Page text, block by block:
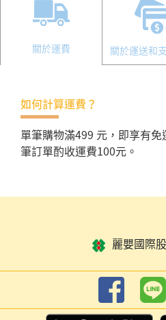
關於運費 關於運送和
如何計算運費？
單筆購物滿499 元，即享有
筆訂單酌收運費100元。
麗嬰國際